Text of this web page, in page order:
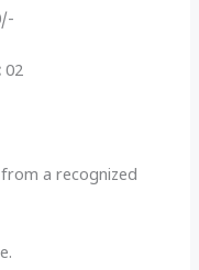
02
a recognized